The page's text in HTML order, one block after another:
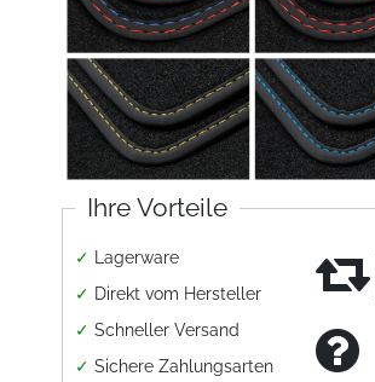
Ihre Vorteile
✓ Lagerware
✓ Direkt vom Hersteller
✓ Schneller Versand
✓ Sichere Zahlungsarten